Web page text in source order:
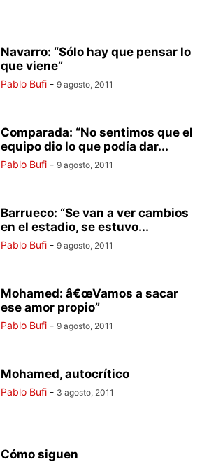
Navarro: “Sólo hay que pensar lo
que viene”
Pablo Bufi - 9 agosto, 2011
Comparada: “No sentimos que el
equipo dio lo que podía dar...
Pablo Bufi - 9 agosto, 2011
Barrueco: “Se van a ver cambios
en el estadio, se estuvo...
Pablo Bufi - 9 agosto, 2011
Mohamed: â€œVamos a sacar
ese amor propio”
Pablo Bufi - 9 agosto, 2011
Mohamed, autocrítico
Pablo Bufi - 3 agosto, 2011
Cómo siguen